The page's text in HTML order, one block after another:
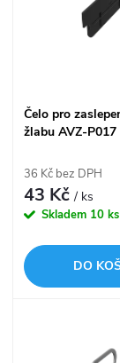
p
o
d
s
o
d
Čelo pro
žlabu AVZ-P017
36 Kč bez DPH
43 Kč/ ks
Skladem 10 ks
DO